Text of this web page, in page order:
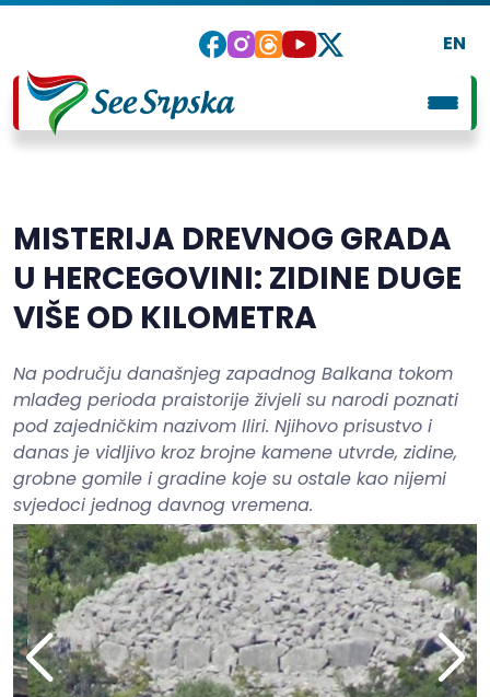
EN
MISTERIJA DREVNOG GRADA
U HERCEGOVINI: ZIDINE DUGE
VIŠE OD KILOMETRA
Na području današnjeg zapadnog Balkana tokom
mlađeg perioda praistorije živjeli su narodi poznati
pod zajedničkim nazivom Iliri. Njihovo prisustvo i
danas je vidljivo kroz brojne kamene utvrde, zidine,
grobne gomile i gradine koje su ostale kao nijemi
svjedoci jednog davnog vremena.